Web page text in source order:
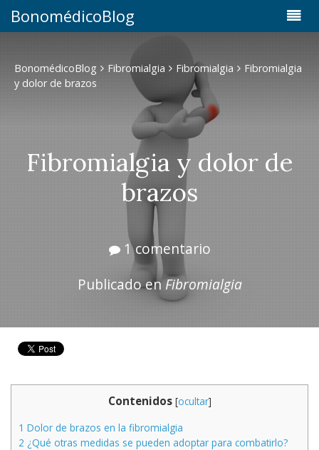
BonomédicoBlog
BonomédicoBlog Fibromialgia Fibromialgia
Fibromialgia
y dolor de brazos
Fibromialgia y dolor de
brazos
1 comentario
Publicado enFibromialgia
Contenidos [ocultar]
1 Dolor de brazos en la fibromialgia
2 ¿Qué otras medidas se pueden adoptar para combatirlo?